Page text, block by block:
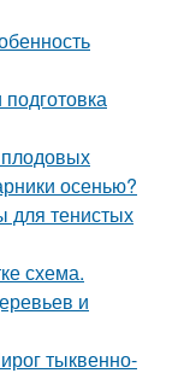
осенью?
для тенистых
схема.
и
тыквенно-